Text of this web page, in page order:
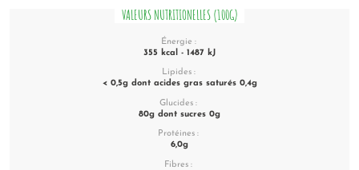
VALEURS NUTRITIONELLES (100G)
Énergie :
355 kcal - 1487 kJ
Lipides :
< 0,5g dont acides gras saturés 0,4g
Glucides :
80g dont sucres 0g
Protéines :
6,0g
Fibres :